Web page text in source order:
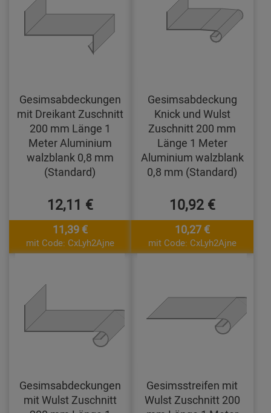
Gesimsabdeckungen
mit Dreikant Zuschnitt
200 mm Länge 1
Meter Aluminium
walzblank 0,8 mm
(Standard)
12,11 €
11,39 €
mit Code: CxLyh2Ajne
Gesimsabdeckung
Knick und Wulst
Zuschnitt 200 mm
Länge 1 Meter
Aluminium walzblank
0,8 mm (Standard)
10,92 €
10,27 €
mit Code: CxLyh2Ajne
Gesimsabdeckungen
mit Wulst Zuschnitt
Gesimsstreifen mit
Wulst Zuschnitt 200